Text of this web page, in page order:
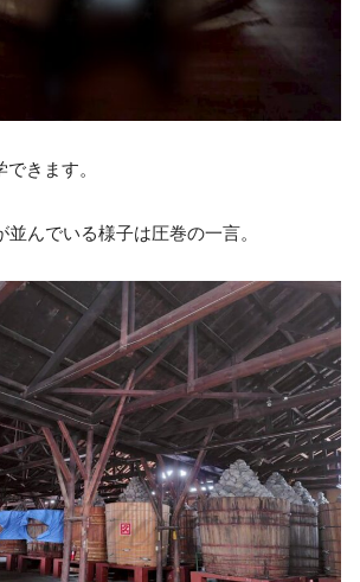
きます。
んでいる様子は圧巻の一言。